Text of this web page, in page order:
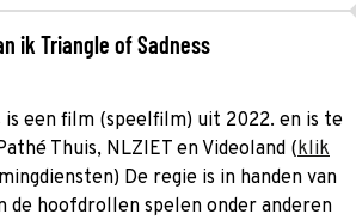
ik Triangle of Sadness
is een film (speelfilm) uit 2022. en is te
Thuis, NLZIET en Videoland (klik
De regie is in handen van
de hoofdrollen spelen onder anderen